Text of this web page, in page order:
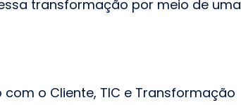
transformação por meio de uma
o Cliente, TIC e Transformação